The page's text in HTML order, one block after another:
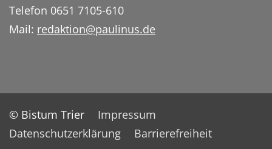
Telefon 0651 7105-610
Mail: redaktion@paulinus.de
© Bistum Trier
Impressum
Datenschutzerklärung
Barrierefreiheit